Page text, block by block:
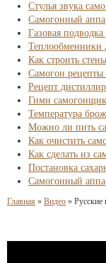
Стулья звука
Самогонный
Газовая
Теплообменники
Как строить
Самогон рецепты
Рецепт
Гимн
Температура
Можно ли пить
Как очистить
Как сделать из
Постановка
Самогонный
Главная » Видео » Русские